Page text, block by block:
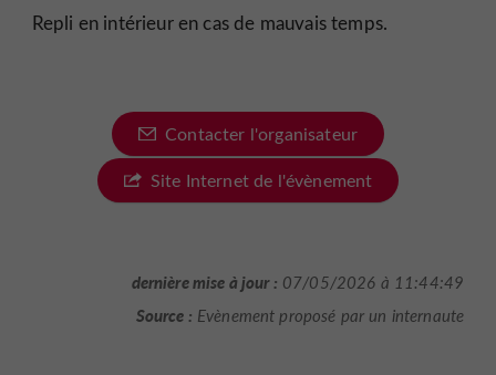
Repli en intérieur en cas de mauvais temps.
Contacter l'organisateur
Site Internet de l'évènement
dernière mise à jour : 07/05/2026 à 11:44:49
Source : Evènement proposé par un internaute